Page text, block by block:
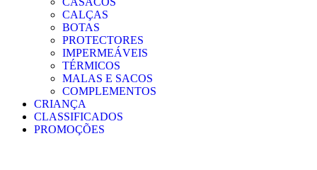
CALÇAS
BOTAS
PROTECTORES
IMPERMEÁVEIS
TÉRMICOS
MALAS E SACOS
COMPLEMENTOS
CRIANÇA
CLASSIFICADOS
PROMOÇÕES